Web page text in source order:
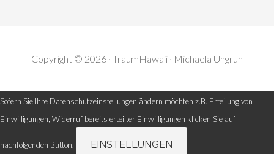
Copyright © 2026 · TraumHawaii · Michaela Ungruh
Sofern Sie Ihre Datenschutzeinstellungen ändern möchten z.B. Erteilung von
Einwilligungen, Widerruf bereits erteilter Einwilligungen klicken Sie auf
nachfolgenden Button. EINSTELLUNGEN